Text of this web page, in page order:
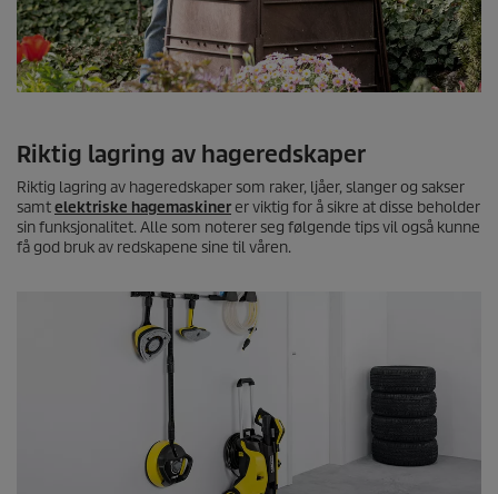
Riktig lagring av hageredskaper
Riktig lagring av hageredskaper som raker, ljåer, slanger og sakser
samtelektriske hagemaskinerer viktig for å sikre at disse beholder
sin funksjonalitet. Alle som noterer seg følgende tips vil også kunne
få god bruk av redskapene sine til våren.